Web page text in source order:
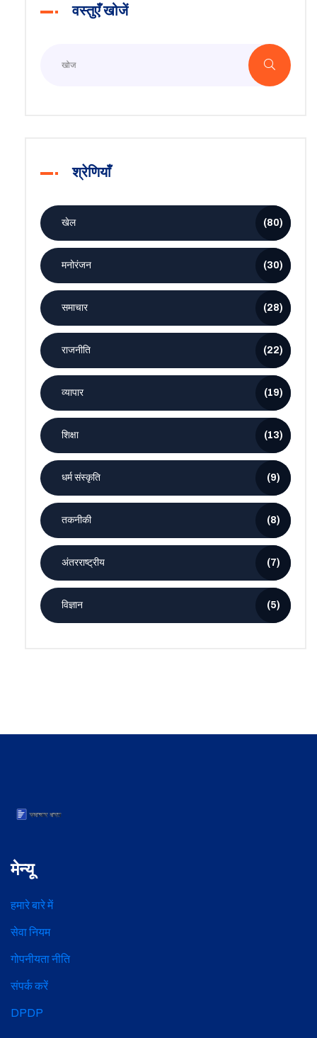
वस्तुएँ खोजें
श्रेणियाँ
खेल (80)
मनोरंजन (30)
समाचार (28)
राजनीति (22)
व्यापार (19)
शिक्षा (13)
धर्म संस्कृति (9)
तकनीकी (8)
अंतरराष्ट्रीय (7)
विज्ञान (5)
मेन्यू
हमारे बारे में
सेवा नियम
गोपनीयता नीति
संपर्क करें
DPDP